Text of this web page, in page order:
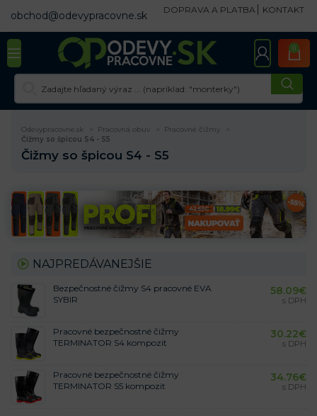
obchod@odevypracovne.sk DOPRAVA A PLATBA KONTAKT
0
Odevypracovne.sk Pracovná obuv
Pracovné čižmy
Čižmy so špicou S4 - S5
Čižmy so špicou S4 - S5
NAJPREDÁVANEJŠIE
Bezpečnostné čižmy S4 pracovné EVA
SYBIR
58.09€
s DPH
Pracovné bezpečnostné čižmy
TERMINATOR S4 kompozit
30.22€
s DPH
Pracovné bezpečnostné čižmy
TERMINATOR S5 kompozit
34.76€
s DPH